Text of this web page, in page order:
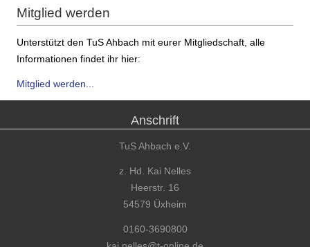
Mitglied werden
Unterstützt den TuS Ahbach mit eurer Mitgliedschaft, alle
Informationen findet ihr hier:
Mitglied werden...
Anschrift
TuS Ahbach e.V.
z. Hd. Kai Nelles
Heerstr. 16
54579 Üxheim
0160-3690800